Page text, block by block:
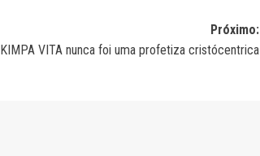
Próximo:
KIMPA VITA nunca foi uma profetiza cristócentrica